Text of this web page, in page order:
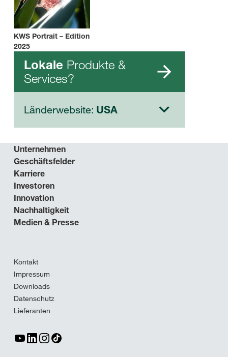
KWS Portrait – Edition
2025
Lokale Produkte &
Services?
Länderwebsite: USA
Unternehmen
Geschäftsfelder
Karriere
Investoren
Innovation
Nachhaltigkeit
Medien & Presse
Kontakt
Impressum
Downloads
Datenschutz
Lieferanten